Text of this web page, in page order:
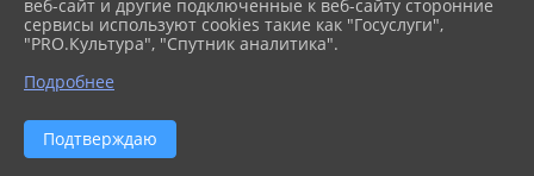
веб-сайт и другие подключенные к веб-сайту сторонние
сервисы используют cookies такие как "Госуслуги",
"PRO.Культура", "Спутник аналитика".
Подробнее
Подтверждаю